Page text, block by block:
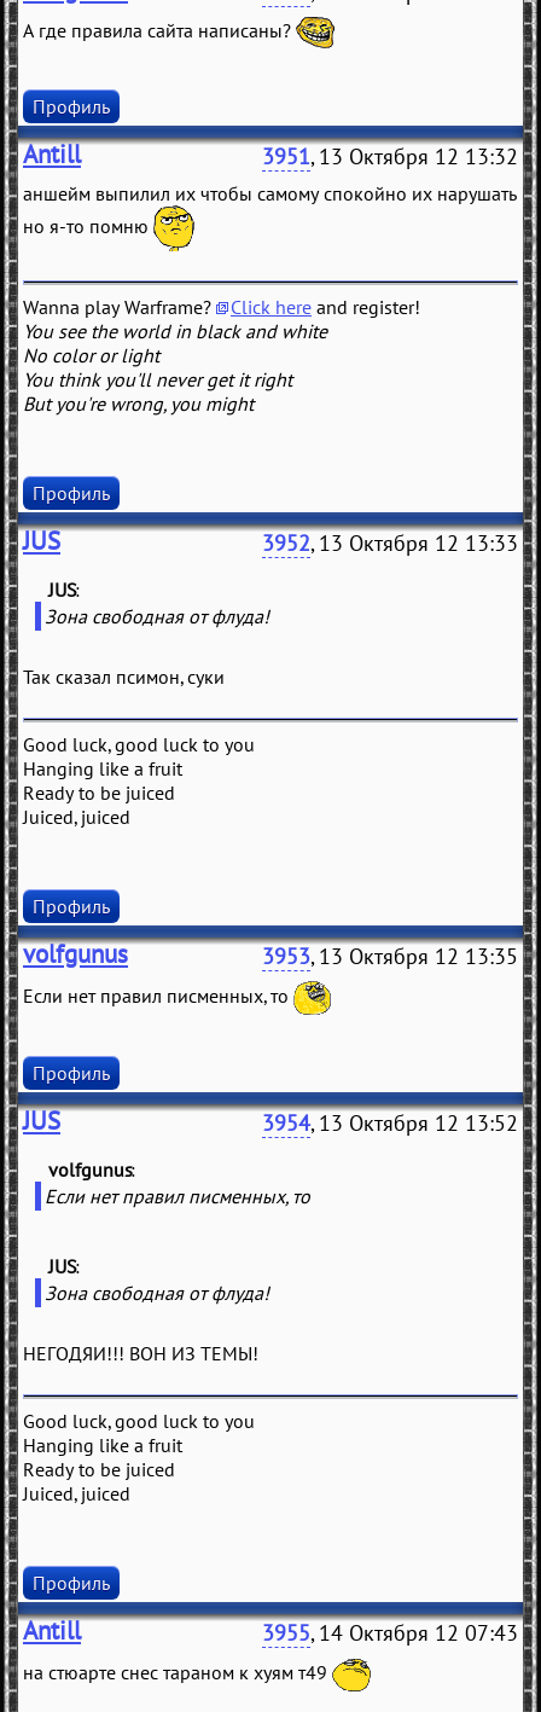
А где правила сайта написаны?
Профиль
Antill 3951, 13 Октября 12 13:32
аншейм выпилил их чтобы самому спокойно их нарушать
но я-то помню
Wanna play Warframe? Click here and register!
You see the world in black and white
No color or light
You think you'll never get it right
But you're wrong, you might
Профиль
JUS 3952, 13 Октября 12 13:33
(JUS
Зона свободная от флуда!
Так сказал псимон, суки
Good luck, good luck to you
Hanging like a fruit
Ready to be juiced
Juiced, juiced
Профиль
volfgunus 3953, 13 Октября 12 13:35
Если нет правил писменных, то
Профиль
JUS 3954, 13 Октября 12 13:52
volfgunus
Если нет правил писменных, то
(JUS
Зона свободная от флуда!
НЕГОДЯИ!!! ВОН ИЗ ТЕМЫ!
Good luck, good luck to you
Hanging like a fruit
Ready to be juiced
Juiced, juiced
Профиль
Antill 3955, 14 Октября 12 07:43
на стюарте снес тараном к хуям т49